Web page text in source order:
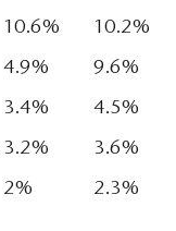
10.6%
10.2%
4.9%
9.6%
3.4%
4.5%
3.2%
3.6%
2% 2.3%